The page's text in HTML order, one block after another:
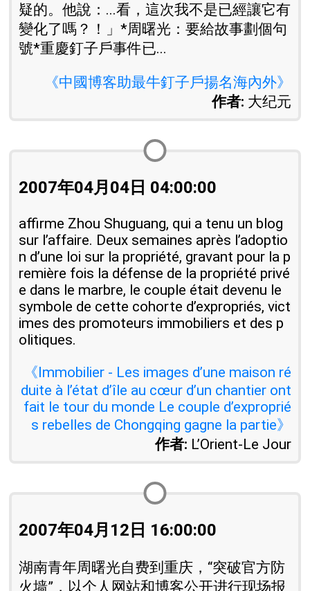
疑的。他說：...看，這次我不是已經讓它有
變化了嗎？！」*周曙光：要給故事劃個句
號*重慶釘子戶事件已...
《中國博客助最牛釘子戶揚名海內外》
作者: 大纪元
2007年04月04日 04:00:00
affirme Zhou Shuguang, qui a tenu un blog
sur l’affaire. Deux semaines après l’adoptio
n d’une loi sur la propriété, gravant pour la p
remière fois la défense de la propriété privé
e dans le marbre, le couple était devenu le
symbole de cette cohorte d’expropriés, vict
imes des promoteurs immobiliers et des p
olitiques.
《Immobilier - Les images d’une maison ré
duite à l’état d’île au cœur d’un chantier ont
fait le tour du monde Le couple d’exproprié
s rebelles de Chongqing gagne la partie》
作者: L’Orient-Le Jour
2007年04月12日 16:00:00
湖南青年周曙光自费到重庆，“突破官方防
火墙”，以个人网站和博客公开进行现场报